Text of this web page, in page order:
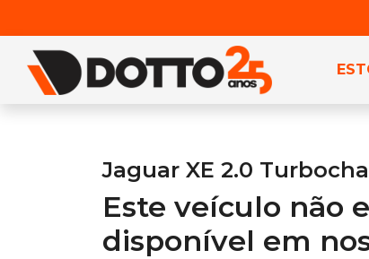
Jaguar XE 2.0
Este veículo não
disponível em